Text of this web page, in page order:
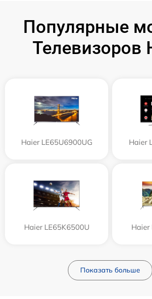
Популярные
Телевизоров
Haier LE65U6900UG Haier
Haier LE65K6500U Haier
Показать больше